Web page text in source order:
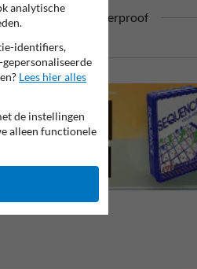
99% Hufterproof
analytische
identifiers,
Lees hier alles
de instellingen
alleen functionele